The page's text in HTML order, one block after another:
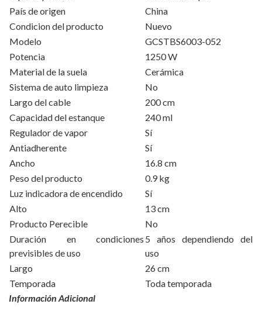
País de origen
China
Condicion del producto
Nuevo
Modelo
GCSTBS6003-052
Potencia
1250 W
Material de la suela
Cerámica
Sistema de auto limpieza
No
Largo del cable
200 cm
Capacidad del estanque
240 ml
Regulador de vapor
Sí
Antiadherente
Sí
Ancho
16.8 cm
Peso del producto
0.9 kg
Luz indicadora de encendido
Sí
Alto
13 cm
Producto Perecible
No
Duración en condiciones
previsibles de uso
5 años dependiendo del
uso
Largo
26 cm
Temporada
Toda temporada
Información Adicional